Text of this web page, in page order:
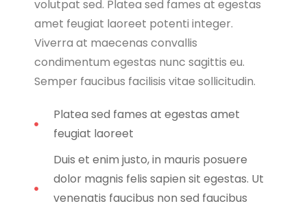
volutpat sed. Platea sed fames at egestas
amet feugiat laoreet potenti integer.
Viverra at maecenas convallis
condimentum egestas nunc sagittis eu.
Semper faucibus facilisis vitae sollicitudin.
Platea sed fames at egestas amet
feugiat laoreet
Duis et enim justo, in mauris posuere
dolor magnis felis sapien sit egestas. Ut
venenatis faucibus non sed faucibus